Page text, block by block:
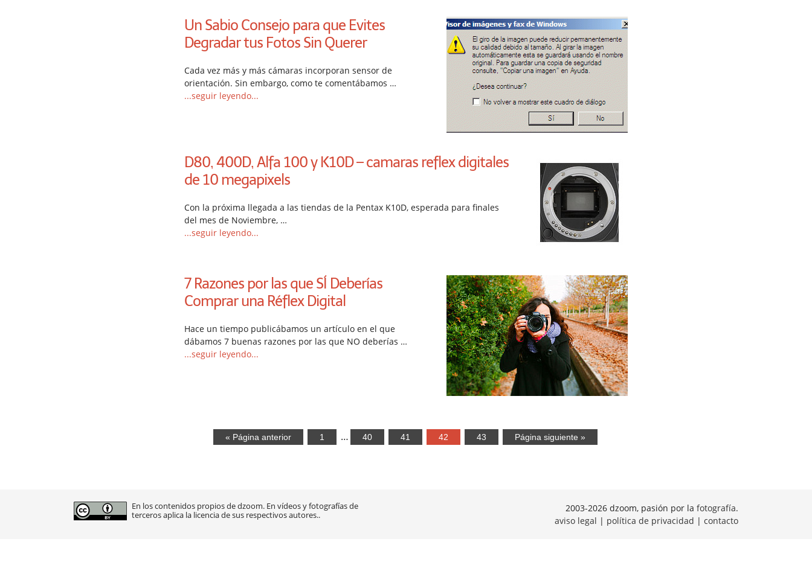
Un Sabio Consejo para que Evites
Degradar tus Fotos Sin Querer
Cada vez más y más cámaras incorporan sensor de
orientación. Sin embargo, como te comentábamos …
...seguir leyendo...
D80, 400D, Alfa 100 y K10D – camaras reflex digitales
de 10 megapixels
Con la próxima llegada a las tiendas de la Pentax K10D, esperada para finales
del mes de Noviembre, …
...seguir leyendo...
7 Razones por las que SÍ Deberías
Comprar una Réflex Digital
Hace un tiempo publicábamos un artículo en el que
dábamos 7 buenas razones por las que NO deberías …
...seguir leyendo...
« Página anterior 1 … 40 41 42 43 Página siguiente »
En los contenidos propios de dzoom. En vídeos y fotografías de
terceros aplica la licencia de sus respectivos autores..
2003-2026 dzoom, pasión por la fotografía.
aviso legal | política de privacidad | contacto